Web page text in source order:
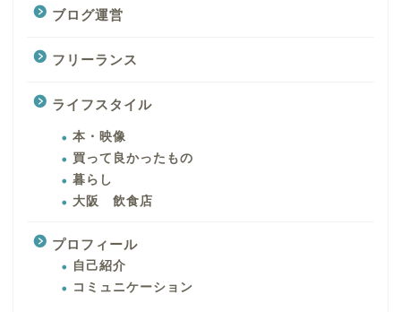
ブログ運営
フリーランス
ライフスタイル
本・映像
買って良かったもの
暮らし
大阪 飲食店
プロフィール
自己紹介
コミュニケーション